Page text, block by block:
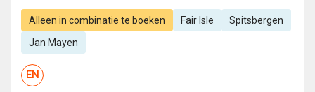
Alleen in combinatie te boeken Fair Isle Spitsbergen
Jan Mayen
EN